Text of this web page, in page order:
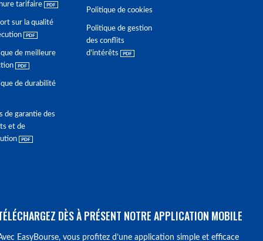
tarifaire
sur la qualité
de meilleure
de durabilité
de garantie des
et de
Politique de cookies
Politique de gestion
des conflits
d'intérêts
DÈS À PRÉSENT NOTRE APPLICATION MOBILE
EasyBourse, vous profitez d’une application simple et efficace